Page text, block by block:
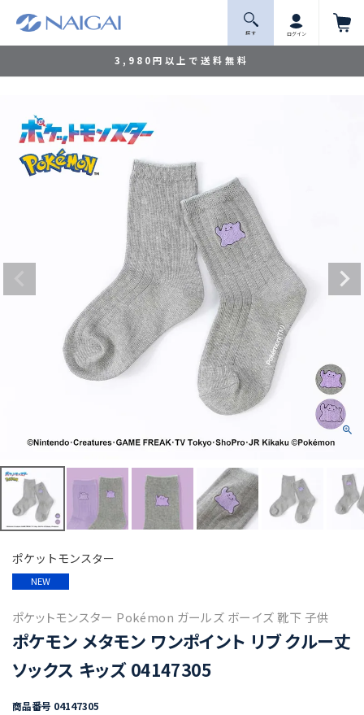
3,980円以上で送料無料
探 す ログイン
ポケットモンスター
NEW
ポケットモンスター Pokémon ガールズ ボーイズ 靴下 子供
ポケモン メタモン ワンポイント リブ クルー丈
ソックス キッズ 04147305
商品番号 04147305